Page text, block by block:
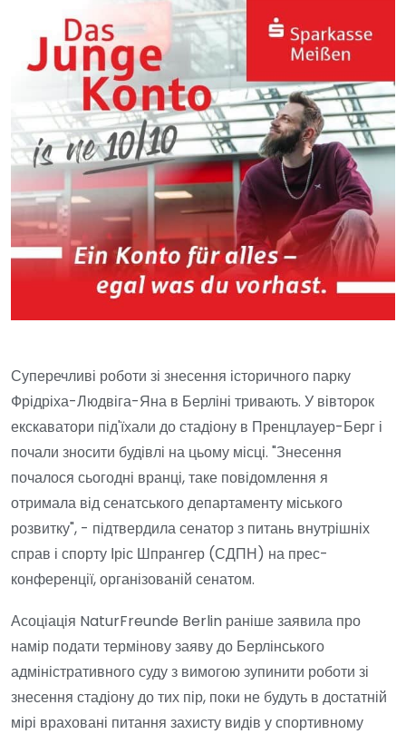
Суперечливі роботи зі знесення історичного парку
Фрідріха-Людвіга-Яна в Берліні тривають. У вівторок
екскаватори під'їхали до стадіону в Пренцлауер-Берг і
почали зносити будівлі на цьому місці. "Знесення
почалося сьогодні вранці, таке повідомлення я
отримала від сенатського департаменту міського
розвитку", - підтвердила сенатор з питань внутрішніх
справ і спорту Іріс Шпрангер (СДПН) на прес-
конференції, організованій сенатом.
Асоціація NaturFreunde Berlin раніше заявила про
намір подати термінову заяву до Берлінського
адміністративного суду з вимогою зупинити роботи зі
знесення стадіону до тих пір, поки не будуть в достатній
мірі враховані питання захисту видів у спортивному